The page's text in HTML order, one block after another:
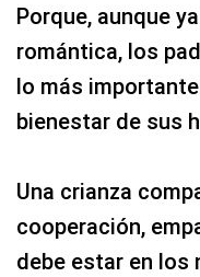
Porque, aunque
romántica, los
lo más
bienestar de sus
Una crianza
cooperación,
debe estar en los